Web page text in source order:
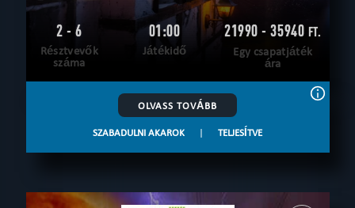
2 - 6
Résztvevők
száma
01:00
Játékidő
21990 - 35940 FT.
Egy csapatjáték
ára
OLVASS TOVÁBB
SZABADULNI AKAROK | TELJESÍTVE